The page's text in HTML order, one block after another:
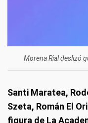
Morena Rial deslizó
Santi Maratea,
Szeta, Román El
figura de La